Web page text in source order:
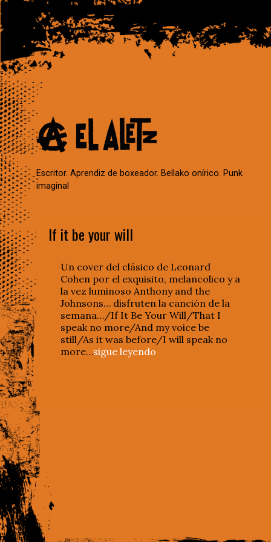
Escritor. Aprendiz de boxeador. Bellako onírico. Punk
imaginal
If it be your will
Un cover del clásico de Leonard
Cohen por el exquisito, melancolico y a
la vez luminoso Anthony and the
Johnsons… disfruten la canción de la
semana…/If It Be Your Will/That I
speak no more/And my voice be
still/As it was before/I will speak no
more…sigue leyendo